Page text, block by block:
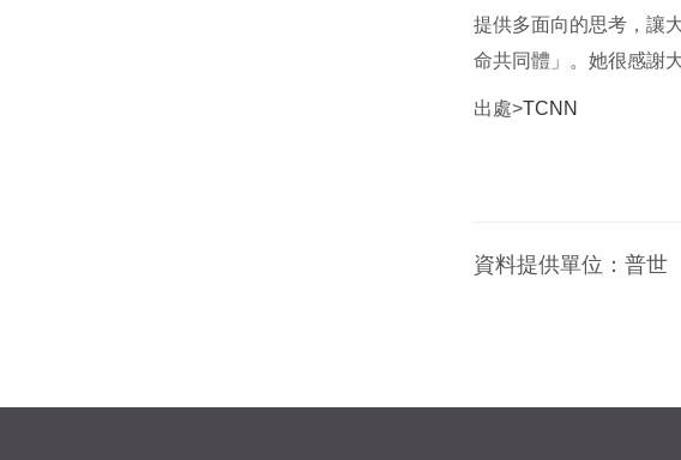
提供多面向的思考，讓
命共同體」。她很感謝
出處>TCNN
資料提供單位： 普世